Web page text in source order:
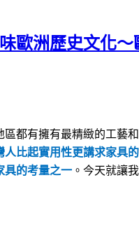
歐洲歷史文化
區都有擁有最精緻的工藝
人比起實用性更講求家具
具的考量之一 。今天就讓